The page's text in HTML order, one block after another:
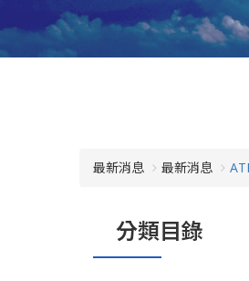
最新消息 最新消息
分類目錄